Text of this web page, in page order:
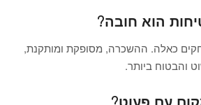
הוא חובה?
כאלה. ההשכרה, מסופקת ומותקנת,
והבטוח ביותר.